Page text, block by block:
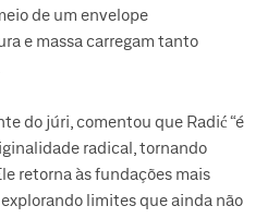
de um envelope
e massa carregam tanto
do júri, comentou que Radić “é
radical, tornando
retorna às fundações mais
limites que ainda não